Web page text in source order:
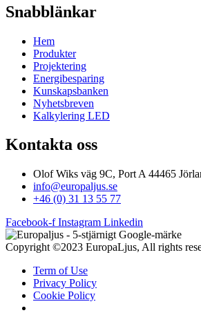
Snabblänkar
Hem
Produkter
Projektering
Energibesparing
Kunskapsbanken
Nyhetsbreven
Kalkylering LED
Kontakta oss
Olof Wiks väg 9C, Port A 44465
info@europaljus.se
+46 (0) 31 13 55 77
Facebook-f Instagram Linkedin
Copyright ©2023 EuropaLjus, All rights
Term of Use
Privacy Policy
Cookie Policy